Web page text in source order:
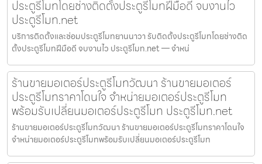
ประตูรีโมทโดยช่างติดตั้งประตูรีโมทฝีมือดี จบงานไว
ประตูรีโมท.net
บริการติดตั้งและซ่อมประตูรีโมทยานนาวา รับติดตั้งประตูรีโมทโดยช่างติด
ตั้งประตูรีโมทฝีมือดี จบงานไว ประตูรีโมท.net — จำหน่
ร้านขายมอเตอร์ประตูรีโมทวัฒนา ร้านขายมอเตอร์
ประตูรีโมทราคาโดนใจ จำหน่ายมอเตอร์ประตูรีโมท
พร้อมรับเปลี่ยนมอเตอร์ประตูรีโมท ประตูรีโมท.net
ร้านขายมอเตอร์ประตูรีโมทวัฒนา ร้านขายมอเตอร์ประตูรีโมทราคาโดนใจ
จำหน่ายมอเตอร์ประตูรีโมทพร้อมรับเปลี่ยนมอเตอร์ประตูรีโมท